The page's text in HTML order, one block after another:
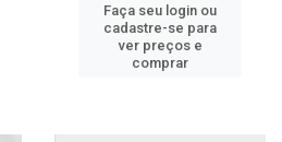
Faça seu login ou
cadastre-se para
ver preços e
comprar